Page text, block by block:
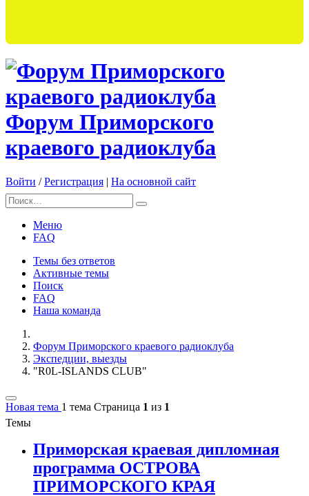
Форум Приморского
краевого радиоклуба
Войти /Регистрация | На основной сайт
Меню
FAQ
Темы без ответов
Активные темы
Поиск
FAQ
Наша команда
Форум Приморского краевого радиоклуба
Экспедции, выезды
"R0L-ISLANDS CLUB"
Новая тема 1 тема Страница 1 из 1
Темы
Приморская краевая дипломная
программа ОСТРОВА
ПРИМОРСКОГО КРАЯ